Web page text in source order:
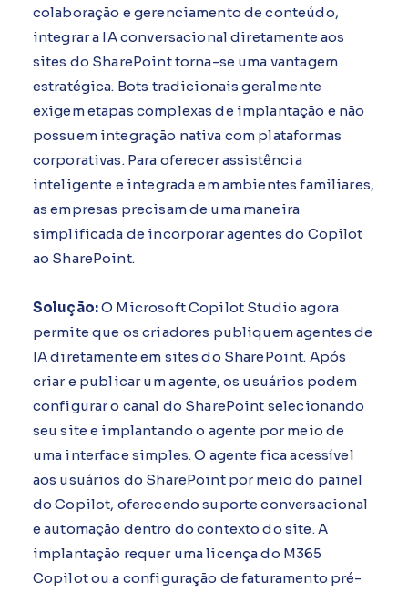
colaboração e gerenciamento de conteúdo,
integrar a IA conversacional diretamente aos
sites do SharePoint torna-se uma vantagem
estratégica. Bots tradicionais geralmente
exigem etapas complexas de implantação e não
possuem integração nativa com plataformas
corporativas. Para oferecer assistência
inteligente e integrada em ambientes familiares,
as empresas precisam de uma maneira
simplificada de incorporar agentes do Copilot
ao SharePoint.
Solução:O Microsoft Copilot Studio agora
permite que os criadores publiquem agentes de
IA diretamente em sites do SharePoint. Após
criar e publicar um agente, os usuários podem
configurar o canal do SharePoint selecionando
seu site e implantando o agente por meio de
uma interface simples. O agente fica acessível
aos usuários do SharePoint por meio do painel
do Copilot, oferecendo suporte conversacional
e automação dentro do contexto do site. A
implantação requer uma licença do M365
Copilot ou a configuração de faturamento pré-